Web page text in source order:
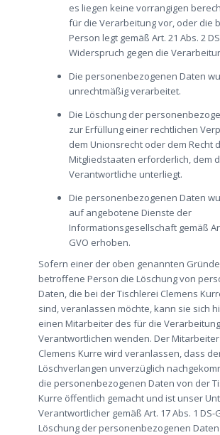
es liegen keine vorrangigen
für die Verarbeitung vor, oder die
Person legt gemäß Art. 21 Abs. 2
Widerspruch gegen die
Die personenbezogenen Daten
unrechtmäßig verarbeitet.
Die Löschung der
zur Erfüllung einer rechtlichen
dem Unionsrecht oder dem Recht
Mitgliedstaaten erforderlich, dem
Verantwortliche unterliegt.
Die personenbezogenen Daten
auf angebotene Dienste der
Informationsgesellschaft gemäß
GVO erhoben.
Sofern einer der oben genannten
betroffene Person die Löschung von
Daten, die bei der Tischlerei Clemens
sind, veranlassen möchte, kann sie sich
einen Mitarbeiter des für die Verarbeitung
Verantwortlichen wenden. Der
Clemens Kurre wird veranlassen, dass
Löschverlangen unverzüglich
die personenbezogenen Daten von der
Kurre öffentlich gemacht und ist unser
Verantwortlicher gemäß Art. 17 Abs. 1 DS-
Löschung der personenbezogenen